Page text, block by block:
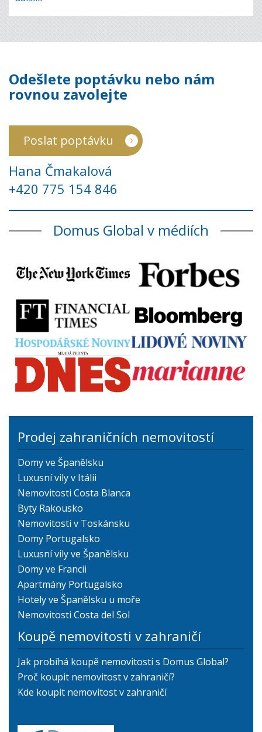
Odešlete poptávku nebo nám
rovnou zavolejte
Poslat poptávku
Hana Čmakalová
+420 775 154 846
Domus Global v médiích
Prodej zahraničních nemovitostí
Domy ve Španělsku
Luxusní vily v Itálii
Nemovitosti Costa Blanca
Byty Rakousko
Nemovitosti v Toskánsku
Domy Portugalsko
Luxusní vily ve Španělsku
Domy ve Francii
Apartmány Portugalsko
Hotely ve Španělsku u moře
Nemovitosti Costa del Sol
Koupě nemovitosti v zahraničí
Jak probíhá koupě nemovitosti s Domus Global?
Proč koupit nemovitost v zahraničí?
Kde koupit nemovitost v zahraničí